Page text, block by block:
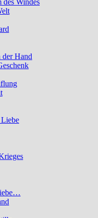
des Windes
Hand
Liebe